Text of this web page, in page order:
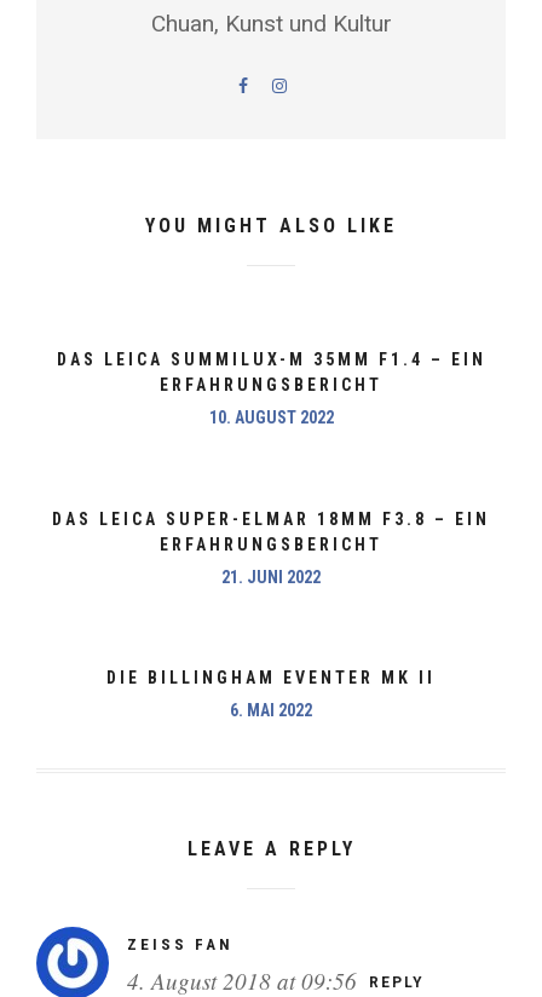
Chuan, Kunst und Kultur
YOU MIGHT ALSO LIKE
DAS LEICA SUMMILUX-M 35MM F1.4 – EIN
ERFAHRUNGSBERICHT
10. AUGUST 2022
DAS LEICA SUPER-ELMAR 18MM F3.8 – EIN
ERFAHRUNGSBERICHT
21. JUNI 2022
DIE BILLINGHAM EVENTER MK II
6. MAI 2022
LEAVE A REPLY
ZEISS FAN
4. August 2018 at 09:56 REPLY